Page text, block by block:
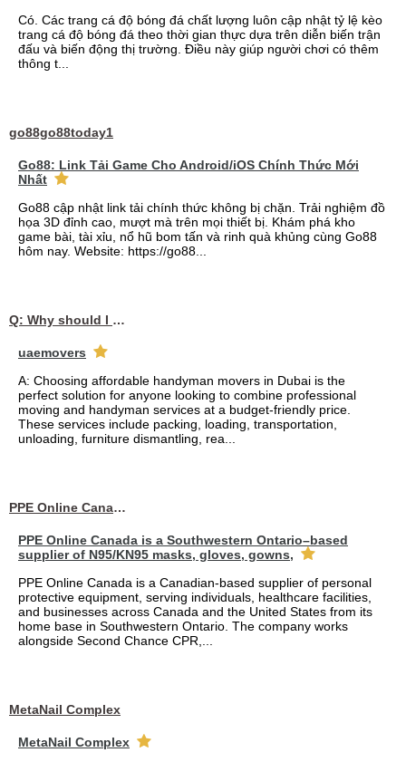
Có. Các trang cá độ bóng đá chất lượng luôn cập nhật tỷ lệ kèo
trang cá độ bóng đá theo thời gian thực dựa trên diễn biến trận
đấu và biến động thị trường. Điều này giúp người chơi có thêm
thông t...
go88go88today1
Go88: Link Tải Game Cho Android/iOS Chính Thức Mới
Nhất
Go88 cập nhật link tải chính thức không bị chặn. Trải nghiệm đồ
họa 3D đỉnh cao, mượt mà trên mọi thiết bị. Khám phá kho
game bài, tài xỉu, nổ hũ bom tấn và rinh quà khủng cùng Go88
hôm nay. Website: https://go88...
Q: Why should I choose affordable handyman movers in Dubai for my relocation and maintenance needs?
uaemovers
A: Choosing affordable handyman movers in Dubai is the
perfect solution for anyone looking to combine professional
moving and handyman services at a budget-friendly price.
These services include packing, loading, transportation,
unloading, furniture dismantling, rea...
PPE Online Canada – Bulk PPE Supplier | N95, Gloves, Masks & Medical Supplies
PPE Online Canada is a Southwestern Ontario–based
supplier of N95/KN95 masks, gloves, gowns,
PPE Online Canada is a Canadian-based supplier of personal
protective equipment, serving individuals, healthcare facilities,
and businesses across Canada and the United States from its
home base in Southwestern Ontario. The company works
alongside Second Chance CPR,...
MetaNail Complex
MetaNail Complex